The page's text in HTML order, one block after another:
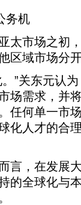
务机
市场之初
区域市场分
关东元认为
场需求，并
任何单一市
化人才的合
，在发展
的全球化与